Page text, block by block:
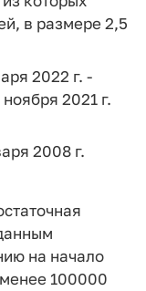
в размере 2,5
2022 г. -
2021 г.
2008 г.
на начало
100000